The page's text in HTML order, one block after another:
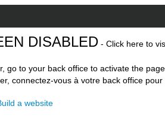
DISABLED - Click here to
go to your back office to activate the
connectez-vous à votre back office
a website